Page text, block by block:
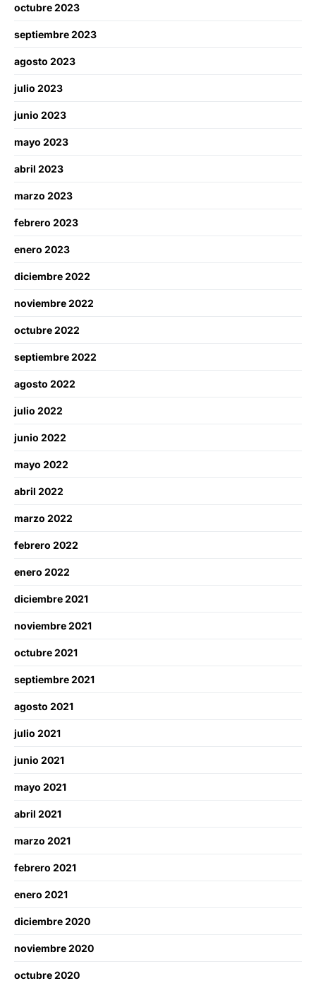
octubre 2023
septiembre 2023
agosto 2023
julio 2023
junio 2023
mayo 2023
abril 2023
marzo 2023
febrero 2023
enero 2023
diciembre 2022
noviembre 2022
octubre 2022
septiembre 2022
agosto 2022
julio 2022
junio 2022
mayo 2022
abril 2022
marzo 2022
febrero 2022
enero 2022
diciembre 2021
noviembre 2021
octubre 2021
septiembre 2021
agosto 2021
julio 2021
junio 2021
mayo 2021
abril 2021
marzo 2021
febrero 2021
enero 2021
diciembre 2020
noviembre 2020
octubre 2020